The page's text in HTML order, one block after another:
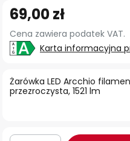
na
początek
galerii
Żarówka LED Arcchio
przezroczysta, 1521 lm
69,00 zł
Cena zawiera podatek VAT.
Karta informacyjna